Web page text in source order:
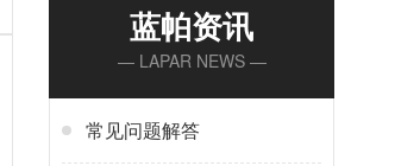
蓝帕资讯
— LAPAR NEWS —
常见问题解答